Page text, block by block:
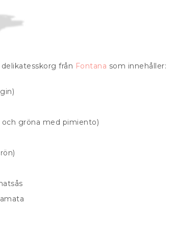
från Fontana som innehåller:
och gröna med pimiento)